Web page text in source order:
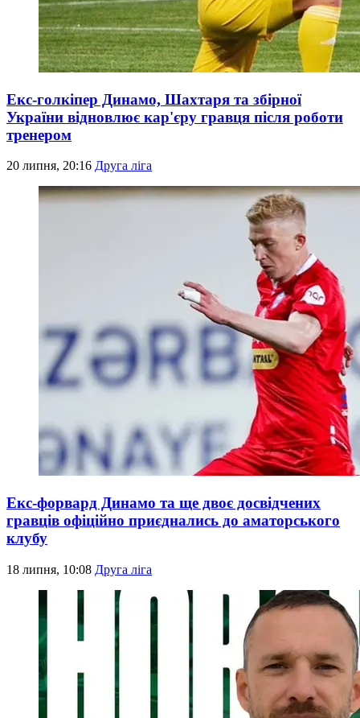
Екс-голкіпер Динамо, Шахтаря та збірної
України відновлює кар'єру гравця після роботи
тренером
20 липня, 20:16 Друга ліга
Екс-форвард Динамо та ще двоє досвідчених
гравців офіційно приєднались до аматорського
клубу
18 липня, 10:08 Друга ліга